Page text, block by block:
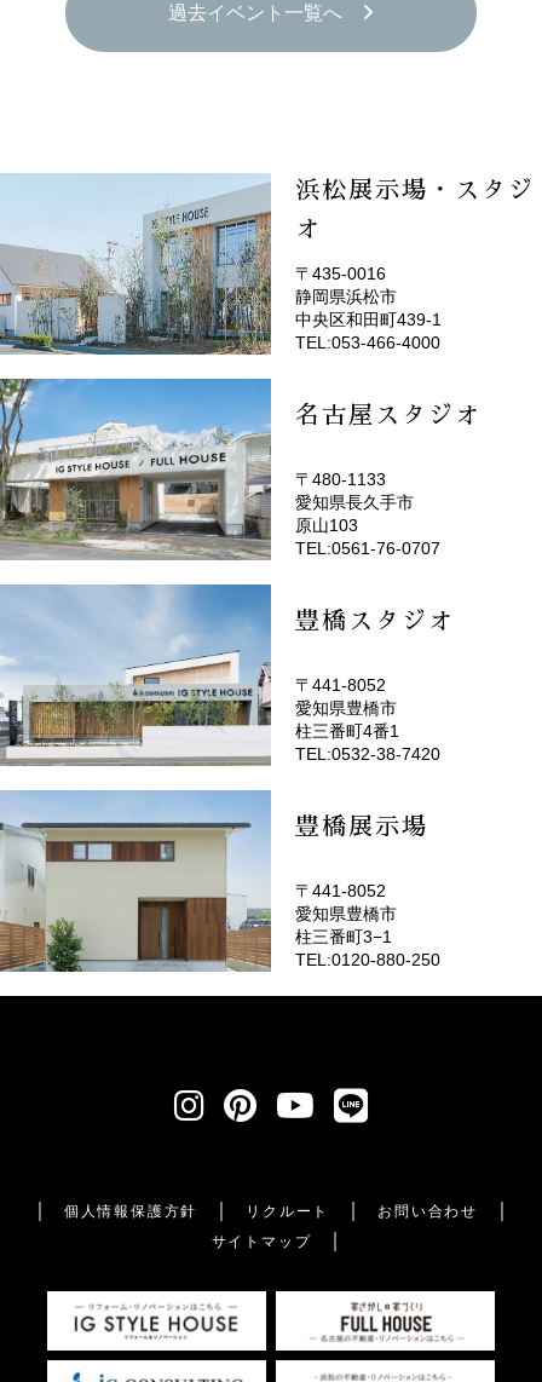
過去イベント一覧へ
浜松展示場・スタジ
オ
(EMOTOP浜松)
〒435-0016
静岡県浜松市
中央区和田町439-1
TEL:053-466-4000
名古屋スタジオ
(EMOTOP名古屋)
〒480-1133
愛知県長久手市
原山103
TEL:0561-76-0707
豊橋スタジオ
(EMOTOP豊橋)
〒441-8052
愛知県豊橋市
柱三番町4番1
TEL:0532-38-7420
豊橋展示場
〒441-8052
愛知県豊橋市
柱三番町3−1
TEL:0120-880-250
個人情報保護方針 リクルート
お問い合わせ
サイトマップ